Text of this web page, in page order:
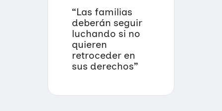
“Las familias
deberán seguir
luchando si no
quieren
retroceder en
sus derechos”